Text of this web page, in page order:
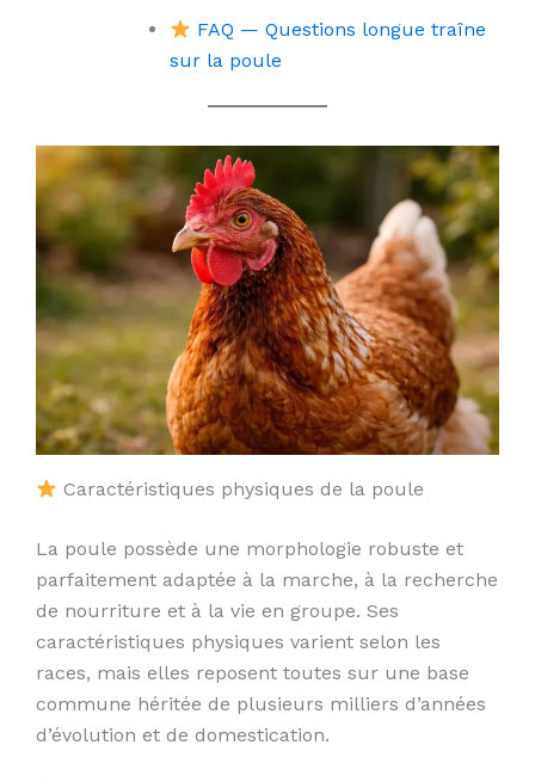
FAQ — Questions longue traîne
sur la poule
Caractéristiques physiques de la poule
La poule possède une morphologie robuste et
parfaitement adaptée à la marche, à la recherche
de nourriture et à la vie en groupe. Ses
caractéristiques physiques varient selon les
races, mais elles reposent toutes sur une base
commune héritée de plusieurs milliers d’années
d’évolution et de domestication.